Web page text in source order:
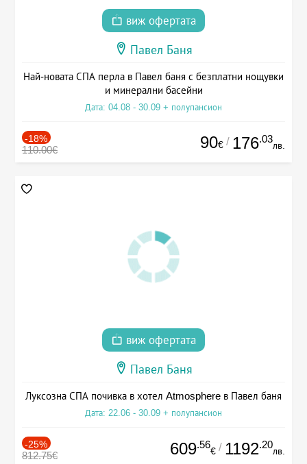
виж офертата
Павел Баня
Най-новата СПА перла в Павел баня с безплатни нощувки
и минерални басейни
Дата: 04.08 - 30.09 + полупансион
-18%
110.00€ 90€ / 176.03
лв.
виж офертата
Павел Баня
Луксозна СПА почивка в хотел Atmosphere в Павел баня
Дата: 22.06 - 30.09 + полупансион
-25%
812.75€ 609.56
€ / 1192.20
лв.